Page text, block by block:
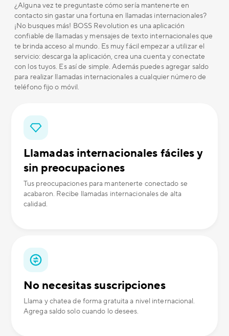
¿Alguna vez te preguntaste cómo sería mantenerte en
contacto sin gastar una fortuna en llamadas internacionales?
¡No busques más! BOSS Revolution es una aplicación
confiable de llamadas y mensajes de texto internacionales que
te brinda acceso al mundo. Es muy fácil empezar a utilizar el
servicio: descarga la aplicación, crea una cuenta y conectate
con los tuyos. Es así de simple. Además puedes agregar saldo
para realizar llamadas internacionales a cualquier número de
teléfono fijo o móvil.
Llamadas internacionales fáciles y
sin preocupaciones
Tus preocupaciones para mantenerte conectado se
acabaron. Recibe llamadas internacionales de alta
calidad.
No necesitas suscripciones
Llama y chatea de forma gratuita a nivel internacional.
Agrega saldo solo cuando lo desees.